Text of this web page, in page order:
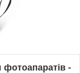
-